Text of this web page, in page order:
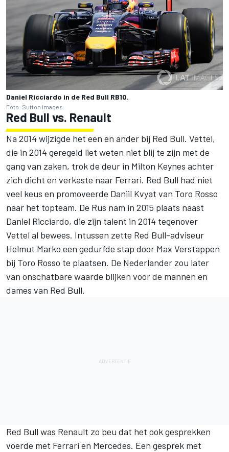
Daniel Ricciardo in de Red Bull RB10.
Foto: Sutton Images
Red Bull vs. Renault
Na 2014 wijzigde het een en ander bij Red Bull. Vettel,
die in 2014 geregeld liet weten niet blij te zijn met de
gang van zaken, trok de deur in Milton Keynes achter
zich dicht en verkaste naar Ferrari. Red Bull had niet
veel keus en promoveerde Daniil Kvyat van Toro Rosso
naar het topteam. De Rus nam in 2015 plaats naast
Daniel Ricciardo, die zijn talent in 2014 tegenover
Vettel al bewees. Intussen zette Red Bull-adviseur
Helmut Marko een gedurfde stap door Max Verstappen
bij Toro Rosso te plaatsen. De Nederlander zou later
van onschatbare waarde blijken voor de mannen en
dames van Red Bull.
Red Bull was Renault zo beu dat het ook gesprekken
voerde met Ferrari en Mercedes. Een gesprek met